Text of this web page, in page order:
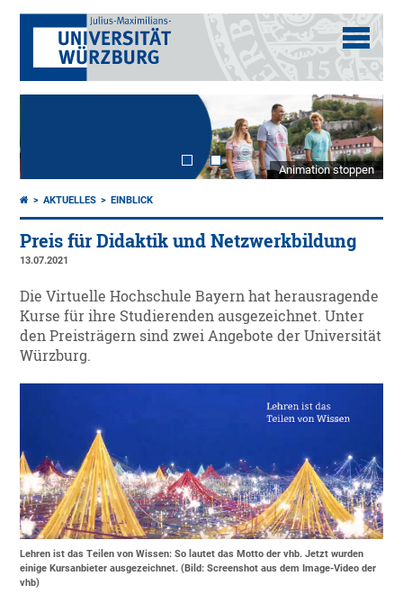
Animation stoppen
AKTUELLES EINBLICK
Preis für Didaktik und Netzwerkbildung
13.07.2021
Die Virtuelle Hochschule Bayern hat herausragende
Kurse für ihre Studierenden ausgezeichnet. Unter
den Preisträgern sind zwei Angebote der Universität
Würzburg.
Lehren ist das Teilen von Wissen: So lautet das Motto der vhb. Jetzt wurden
einige Kursanbieter ausgezeichnet. (Bild: Screenshot aus dem Image-Video der
vhb)